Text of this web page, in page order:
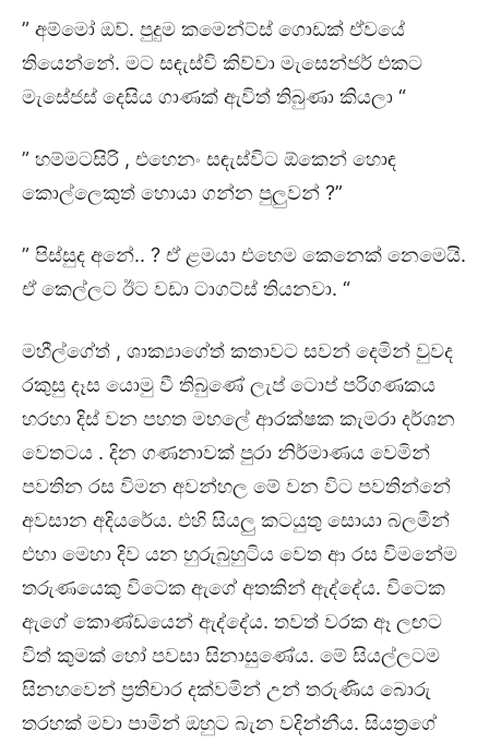
” අම්මෝ ඔව්. පුදුම කමෙන්ට්ස් ගොඩක් ඒවයේ
තියෙන්නේ. මට සඳැස්වි කිව්වා මැසෙන්ජර් එකට
මැසේජස් දෙසිය ගාණක් ඇවිත් තිබුණා කියලා “
” හම්මටසිරි , එහෙනං සඳැස්විට ඕකෙන් හොඳ
කොල්ලෙකුත් හොයා ගන්න පුලුවන් ?”
” පිස්සුද අනේ.. ? ඒ ළමයා එහෙම කෙනෙක් නෙමෙයි.
ඒ කෙල්ලට ඊට වඩා ටාගට්ස් තියනවා. “
මහීල්ගේත් , ශාක්‍යාගේත් කතාවට සවන් දෙමින් වුවද
රකුසු දෑස යොමු වී තිබුණේ ලැප් ටොප් පරිගණකය
හරහා දිස් වන පහත මහලේ ආරක්ෂක කැමරා දර්ශන
වෙතටය . දින ගණනාවක් පුරා නිර්මාණය වෙමින්
පවතින රස විමන අවන්හල මේ වන විට පවතින්නේ
අවසාන අදියරේය. එහි සියලු කටයුතු සොයා බලමින්
එහා මෙහා දිව යන හුරුබුහුටිය වෙත ආ රස විමනේම
තරුණයෙකු විටෙක ඇගේ අතකින් ඇද්දේය. විටෙක
ඇගේ කොණ්ඩයෙන් ඇද්දේය. තවත් වරක ඈ ලඟට
විත් කුමක් හෝ පවසා සිනාසුණේය. මේ සියල්ලටම
සිනහවෙන් ප්‍රතිචාර දක්වමින් උන් තරුණිය බොරු
තරහක් මවා පාමින් ඔහුට බැන වදින්නීය. සියත්‍රගේ